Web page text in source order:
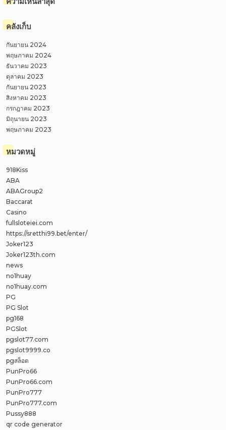
คลังเก็บ
กันยายน 2024
พฤษภาคม 2024
ธันวาคม 2023
ตุลาคม 2023
กันยายน 2023
สิงหาคม 2023
กรกฎาคม 2023
มิถุนายน 2023
พฤษภาคม 2023
หมวดหมู่
918Kiss
ABA
ABAGroup2
Baccarat
Casino
fullsloteiei.com
https://sretthi99.bet/enter/
Joker123
Joker123th.com
news
no1huay
no1huay.com
PG
PG Slot
pg168
PGSlot
pgslot77.com
pgslot9999.co
pgสล็อต
PunPro66
PunPro66.com
PunPro777
PunPro777.com
Pussy888
qr code generator